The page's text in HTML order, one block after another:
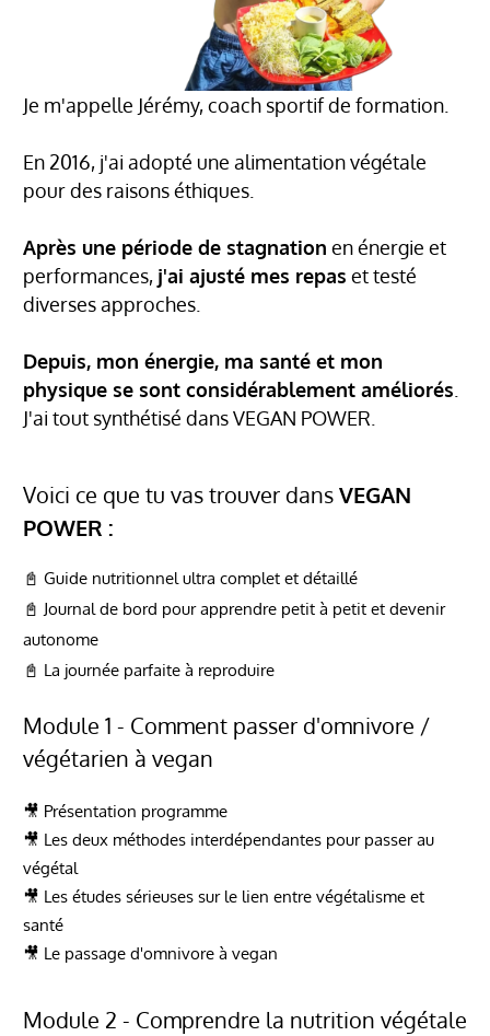
Je m'appelle Jérémy, coach sportif de formation.
En 2016, j'ai adopté une alimentation végétale
pour des raisons éthiques.
Après une période de stagnation en énergie et
performances, j'ai ajusté mes repas et testé
diverses approches.
Depuis, mon énergie, ma santé et mon
physique se sont considérablement améliorés
J'ai tout synthétisé dans VEGAN POWER.
Voici ce que tu vas trouver dansVEGAN
POWER :
📓 Guide nutritionnel ultra complet et détaillé
📓 Journal de bord pour apprendre petit à petit et devenir
autonome
📓 La journée parfaite à reproduire
Module 1 - Comment passer d'omnivore /
végétarien à vegan
🎥 Présentation programme
🎥 Les deux méthodes interdépendantes pour passer au
végétal
🎥 Les études sérieuses sur le lien entre végétalisme et
santé
🎥 Le passage d'omnivore à vegan
Module 2 - Comprendre la nutrition végétale